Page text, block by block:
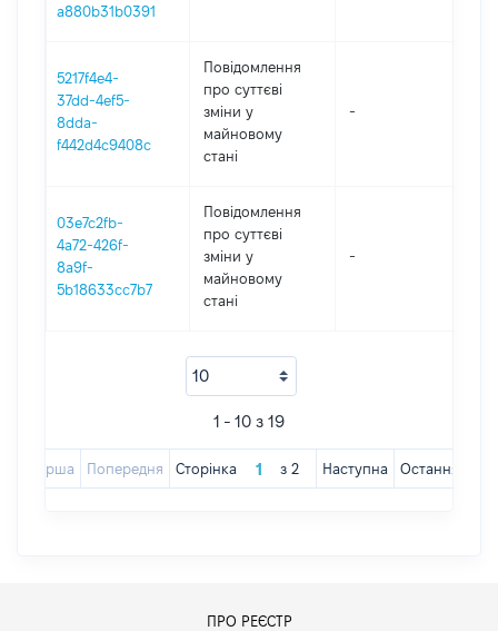
a880b31b0391
5217f4e4-
37dd-4ef5-
8dda-
f442d4c9408c
Повідомлення
про суттєві
зміни y
майновому
стані
-
03e7c2fb-
4a72-426f-
8a9f-
5b18633cc7b7
Повідомлення
про суттєві
зміни y
майновому
стані
-
1 - 10 з 19
Перша Попередня Сторінка з 2 Наступна Остання
ПРО РЕЄСТР